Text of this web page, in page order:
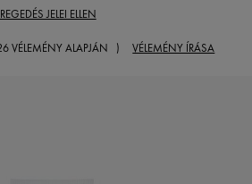
JELEI ELLEN
VÉLEMÉNY ALAPJÁN ) VÉLEMÉNY ÍRÁSA